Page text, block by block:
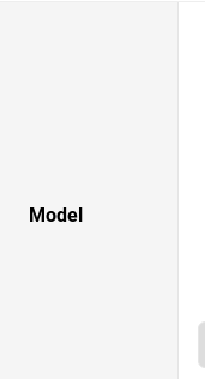
Model